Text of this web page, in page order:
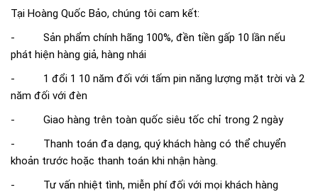
Tại Hoàng Quốc Bảo, chúng tôi cam kết:
- Sản phẩm chính hãng 100%, đền tiền gấp 10 lần nếu
phát hiện hàng giả, hàng nhái
- 1 đổi 1 10 năm đối với tấm pin năng lượng mặt trời và 2
năm đối với đèn
- Giao hàng trên toàn quốc siêu tốc chỉ trong 2 ngày
- Thanh toán đa dạng, quý khách hàng có thể chuyển
khoản trước hoặc thanh toán khi nhận hàng.
- Tư vấn nhiệt tình, miễn phí đối với mọi khách hàng